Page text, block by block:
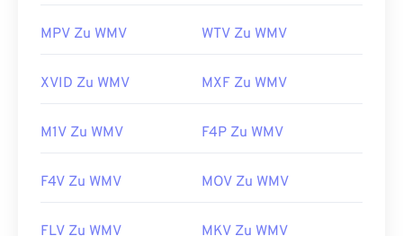
Nützliche Links:
https://en.wikipedia.org/wiki/
MPV Zu WMV WTV Zu WMV
XVID Zu WMV MXF Zu WMV
M1V Zu WMV F4P Zu WMV
F4V Zu WMV MOV Zu WMV
FLV Zu WMV MKV Zu WMV